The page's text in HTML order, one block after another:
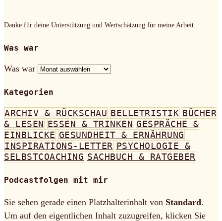
Danke für deine Unterstützung und Wertschätzung für meine Arbeit.
Was war
Was war
Kategorien
ARCHIV & RÜCKSCHAU BELLETRISTIK BÜCHER
& LESEN ESSEN & TRINKEN GESPRÄCHE &
EINBLICKE GESUNDHEIT & ERNÄHRUNG
INSPIRATIONS-LETTER PSYCHOLOGIE &
SELBSTCOACHING SACHBUCH & RATGEBER
Podcastfolgen mit mir
Sie sehen gerade einen Platzhalterinhalt von Standard.
Um auf den eigentlichen Inhalt zuzugreifen, klicken Sie